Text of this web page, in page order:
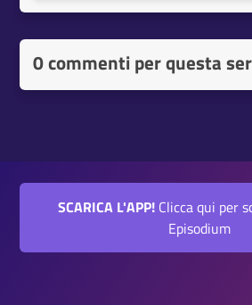
0 commenti per questa
SCARICA L'APP!Clicca qui per
Episodium